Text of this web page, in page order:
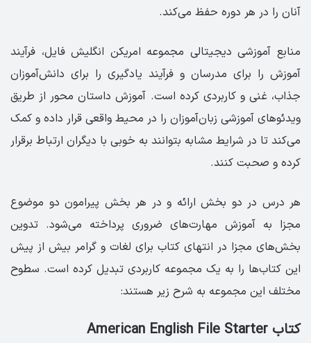
آنان را در هر دوره حفظ می‌کند.
منابع آموزشی دیجیتالی مجموعه امریکن انگلیش فایل، فرآیند
آموزش را برای مدرسان و فرآیند یادگیری را برای دانش‌آموزان
جذاب، غنی و کاربردی کرده است. آموزش داستان محور از طریق
ویدئوهای آموزشی زبان‌آموزان را در محیط واقعی قرار داده و کمک
می‌کند تا در شرایط مشابه بتوانند به خوبی با دیگران ارتباط برقرار
کرده و صحبت کنند.
هر درس در دو بخش ارائه و در هر بخش پیرامون دو موضوع
مجزا به آموزش مهارت‌های ضروری پرداخته می‌شود. تدوین
بخش‌های مجزا در انتهای کتاب برای لغات و گرامر بیش از پیش
این کتاب‌ها را به یک مجموعه کاربردی تبدیل کرده است. سطوح
مختلف این مجموعه به شرح زیر هستند:
کتاب American English File Starter